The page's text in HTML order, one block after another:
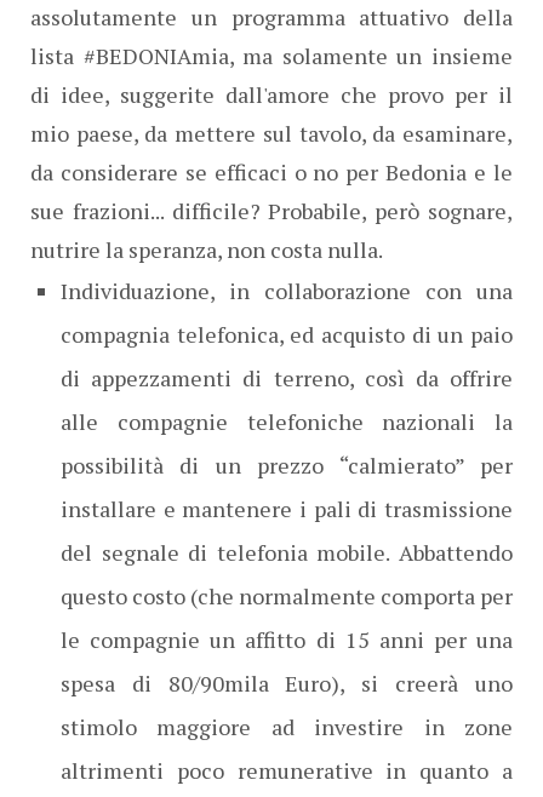
assolutamente un programma attuativo della
lista #BEDONIAmia, ma solamente un insieme
di idee, suggerite dall'amore che provo per il
mio paese, da mettere sul tavolo, da esaminare,
da considerare se efficaci o no per Bedonia e le
sue frazioni... difficile? Probabile, però sognare,
nutrire la speranza, non costa nulla.
Individuazione, in collaborazione con una
compagnia telefonica, ed acquisto di un paio
di appezzamenti di terreno, così da offrire
alle compagnie telefoniche nazionali la
possibilità di un prezzo “calmierato” per
installare e mantenere i pali di trasmissione
del segnale di telefonia mobile. Abbattendo
questo costo (che normalmente comporta per
le compagnie un affitto di 15 anni per una
spesa di 80/90mila Euro), si creerà uno
stimolo maggiore ad investire in zone
altrimenti poco remunerative in quanto a